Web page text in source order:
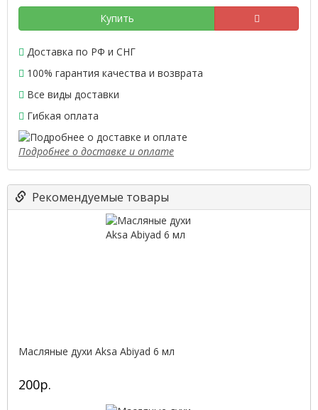
Купить
Доставка по РФ и СНГ
100% гарантия качества и возврата
Все виды доставки
Гибкая оплата
Подробнее о доставке и оплате
Рекомендуемые товары
Масляные духи Aksa Abiyad 6 мл
200р.